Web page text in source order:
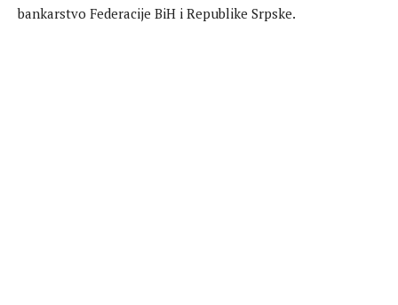
bankarstvo Federacije BiH i Republike Srpske.